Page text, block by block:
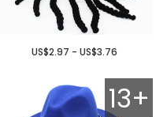
US$2.97 - US$3.76
13+